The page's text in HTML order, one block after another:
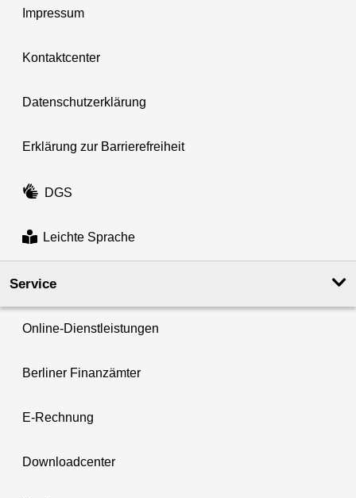
Impressum
Kontaktcenter
Datenschutzerklärung
Erklärung zur Barrierefreiheit
DGS
Leichte Sprache
Service
Online-Dienstleistungen
Berliner Finanzämter
E-Rechnung
Downloadcenter